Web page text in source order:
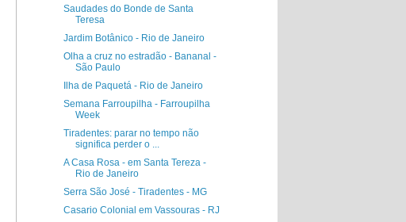
Saudades do Bonde de Santa
Teresa
Jardim Botânico - Rio de Janeiro
Olha a cruz no estradão - Bananal -
São Paulo
Ilha de Paquetá - Rio de Janeiro
Semana Farroupilha - Farroupilha
Week
Tiradentes: parar no tempo não
significa perder o ...
A Casa Rosa - em Santa Tereza -
Rio de Janeiro
Serra São José - Tiradentes - MG
Casario Colonial em Vassouras - RJ